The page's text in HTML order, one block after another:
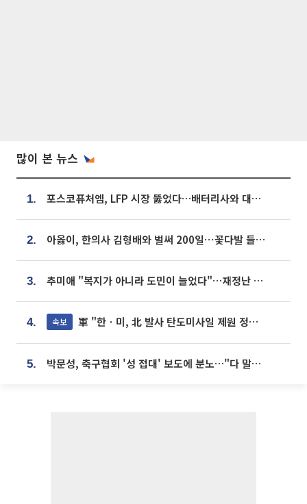
많이 본 뉴스
1. 포스코퓨처엠, LFP 시장 뚫었다…배터리사와 대규모 장기 공급 합의
2. 아옳이, 한의사 김형배와 벌써 200일⋯꽃다발 들고 "프러포즈 아냐"
3. 추미애 "복지가 아니라 도민이 늘었다"…재정난 책임론 정면돌파
4. 속보 軍 "한ㆍ미, 北 발사 탄도미사일 제원 정밀분석 중"
5. 박문성, 축구협회 '성 접대' 보도에 분노…"다 말아먹으려고 작정했나"